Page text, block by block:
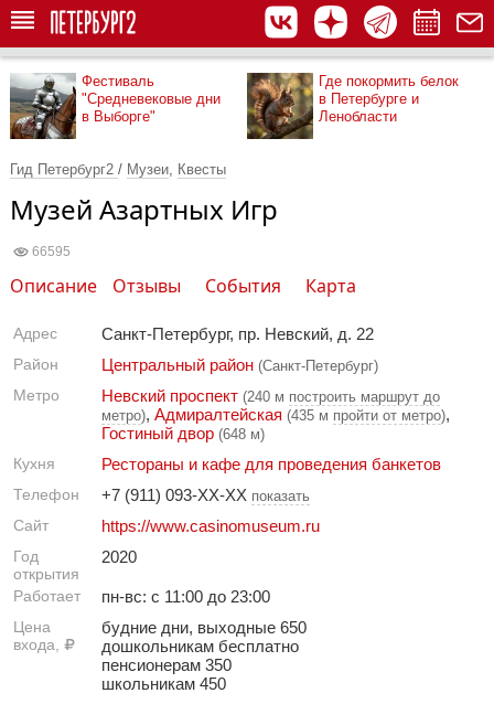
Фестиваль
"Средневековые дни
в Выборге"
Где покормить белок
в Петербурге и
Ленобласти
Гид Петербург2 / Музеи, Квесты
Музей Азартных Игр
66595
Описание Отзывы События Карта
Адрес Санкт-Петербург, пр. Невский, д. 22
Район Центральный район (Санкт-Петербург)
Метро Невский проспект (240 м построить маршрут до
метро), Адмиралтейская (435 м пройти от метро),
Гостиный двор (648 м)
Кухня Рестораны и кафе для проведения банкетов
Телефон +7 (911) 093-XX-XX показать
Сайт https://www.casinomuseum.ru
Год
открытия
2020
Работает пн-вс: с 11:00 до 23:00
Цена
входа,
будние дни, выходные 650
дошкольникам бесплатно
пенсионерам 350
школьникам 450